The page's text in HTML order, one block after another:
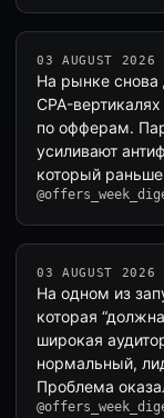
03 AUGUST 2026
На рынке снова
CPA-
по офферам.
усиливают
который
03 AUGUST 2026
На одном из
которая
широкая
нормальный,
Проблема